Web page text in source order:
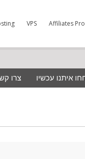
VPS Affiliates
צרו איתנו עכשיו